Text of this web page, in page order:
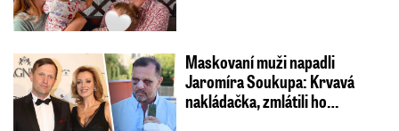
Maskovaní muži napadli
Jaromíra Soukupa: Krvavá
nakládačka, zmlátili ho…